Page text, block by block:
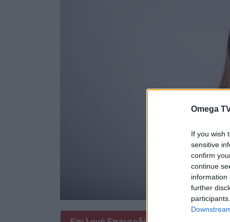
Omega
If you wish
sensitive
confirm
continue
information
further